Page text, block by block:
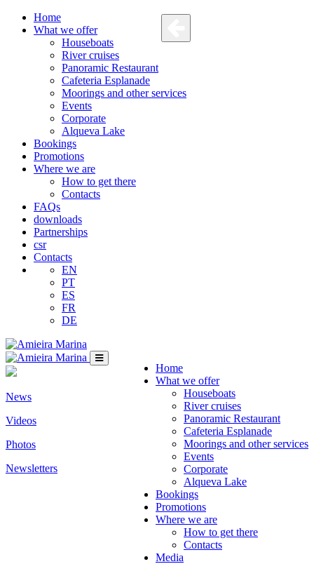
Home
What we offer
Houseboats
River cruises
Panoramic Restaurant
Cafeteria Esplanade
Moorings and other services
Events
Corporate
Alqueva Lake
Bookings
Promotions
Where we are
How to get there
Contacts
FAQs
downloads
Partnerships
csr
Contacts
EN
PT
ES
FR
DE
Home
What we offer
Houseboats
River cruises
Panoramic Restaurant
Cafeteria Esplanade
Moorings and other services
Events
Corporate
Alqueva Lake
Bookings
Promotions
Where we are
How to get there
Contacts
Media
News
Videos
Photos
Newsletters